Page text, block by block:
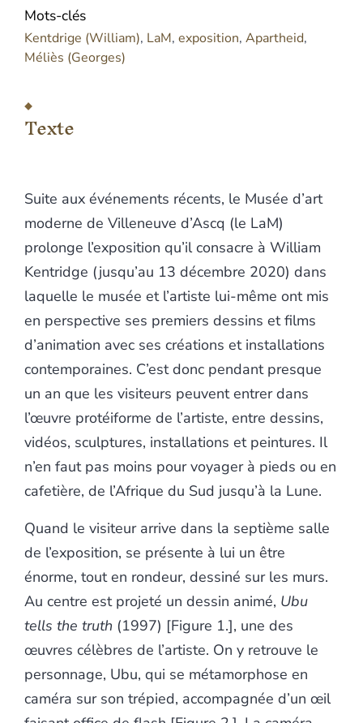
Citer cet article
Auteur
Mots-clés
Kentdrige (William), LaM, exposition, Apartheid,
Méliès (Georges)
Texte
Suite aux événements récents, le Musée d’art
moderne de Villeneuve d’Ascq (le LaM)
prolonge l’exposition qu’il consacre à William
Kentridge (jusqu’au 13 décembre 2020) dans
laquelle le musée et l’artiste lui-même ont mis
en perspective ses premiers dessins et films
d’animation avec ses créations et installations
contemporaines. C’est donc pendant presque
un an que les visiteurs peuvent entrer dans
l’œuvre protéiforme de l’artiste, entre dessins,
vidéos, sculptures, installations et peintures. Il
n’en faut pas moins pour voyager à pieds ou en
cafetière, de l’Afrique du Sud jusqu’à la Lune.
Quand le visiteur arrive dans la septième salle
de l’exposition, se présente à lui un être
énorme, tout en rondeur, dessiné sur les murs.
Au centre est projeté un dessin animé, Ubu
tells the truth (1997) [Figure 1.], une des
œuvres célèbres de l’artiste. On y retrouve le
personnage, Ubu, qui se métamorphose en
caméra sur son trépied, accompagnée d’un œil